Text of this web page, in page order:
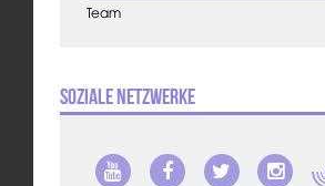
Team
Soziale Netzwerke